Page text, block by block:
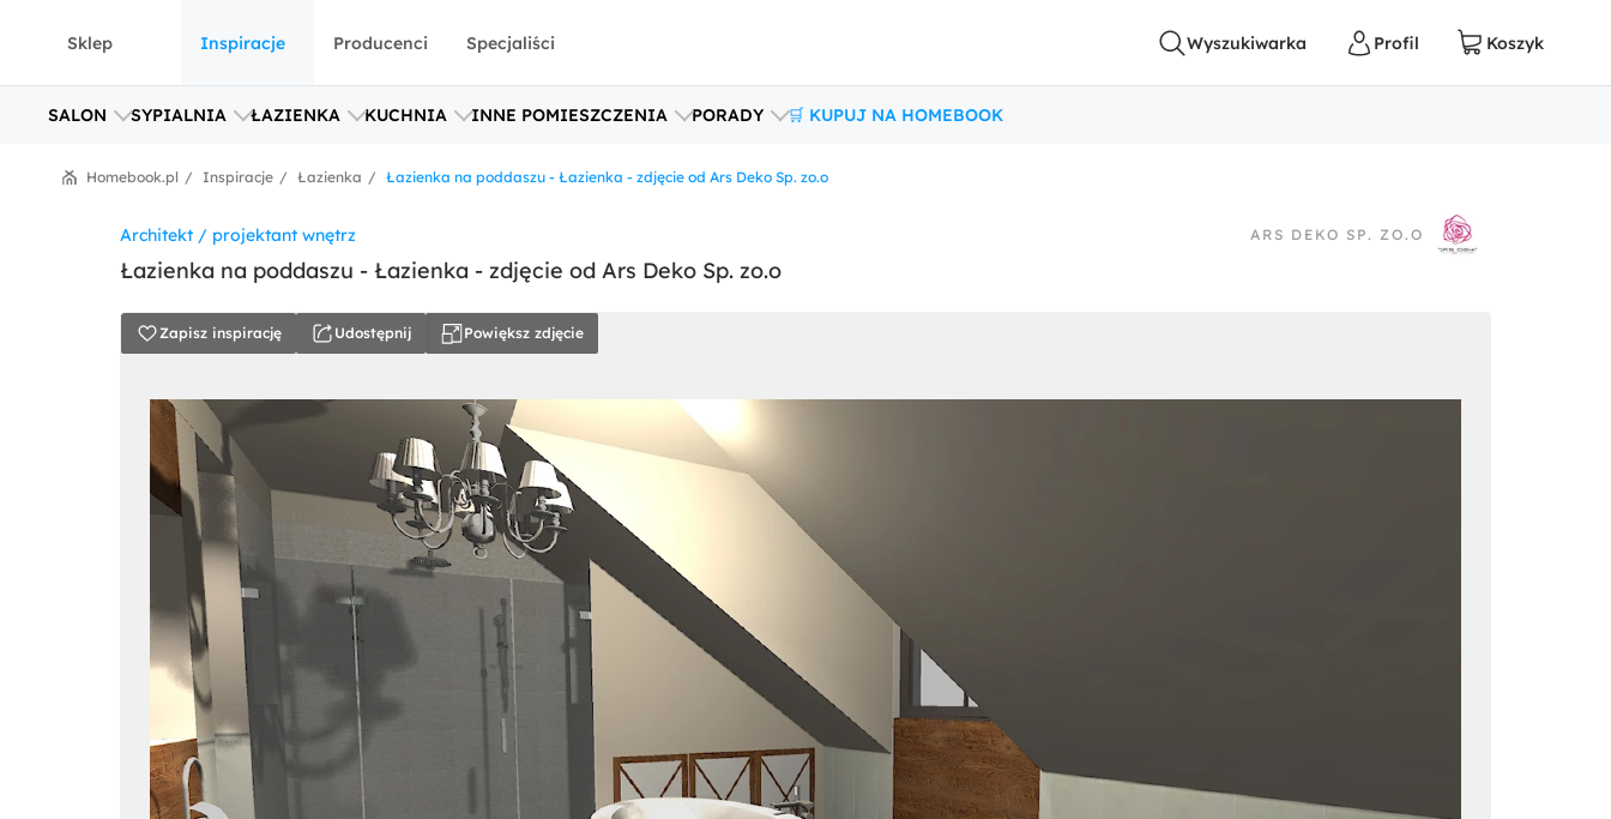
Sklep Inspiracje
SALON SYPIALNIA ŁAZIENKA KUCHNIA INNE POMIESZCZENIA PORADY 🛒 KUPUJ NA HOMEBOOK
Producenci Specjaliści
Łazienka na poddaszu - Łazienka - zdjęcie od Ars Deko Sp. zo.o
Łazienka
Inspiracje
Homebook.pl
ARS DEKO SP. ZO.O
Architekt / projektant wnętrz
Łazienka na poddaszu - Łazienka - zdjęcie od Ars Deko Sp. zo.o
Zapisz inspirację Udostępnij Powiększ zdjęcie